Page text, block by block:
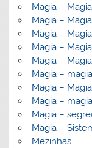
Magia –
Magia –
Magia –
Magia –
Magia –
Magia –
Magia –
Magia –
Magia –
Magia –
Mezinhas